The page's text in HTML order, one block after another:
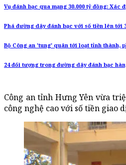
Vụ đánh bạc qua mạng 30.000 tỷ đồng:
Phá đường dây đánh bạc với số tiền lên tới
Bộ Công an 'tung' quân tới loạt tỉnh thành,
24 đối tượng trong đường dây đánh bạc
Công an tỉnh Hưng Yên vừa
công nghệ cao với số tiền giao